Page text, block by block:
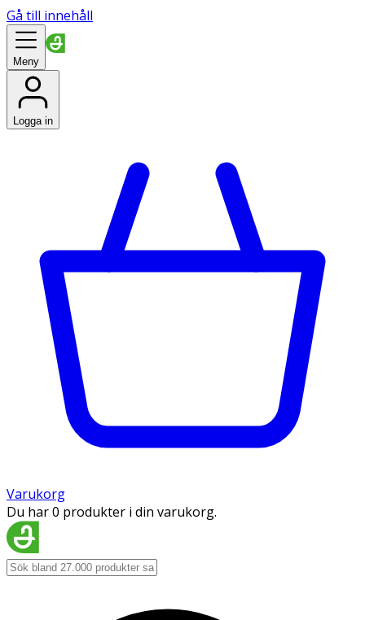
Gå till innehåll
Meny
Logga in
Varukorg
Du har 0 produkter i din varukorg.